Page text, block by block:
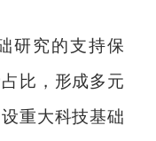
研究的支持保
比，形成多元
重大科技基础